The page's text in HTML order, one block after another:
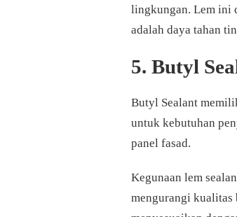
lingkungan. Lem ini
adalah daya tahan
5. Butyl
Butyl Sealant
untuk kebutuhan
panel fasad.
Kegunaan lem
mengurangi kualitas